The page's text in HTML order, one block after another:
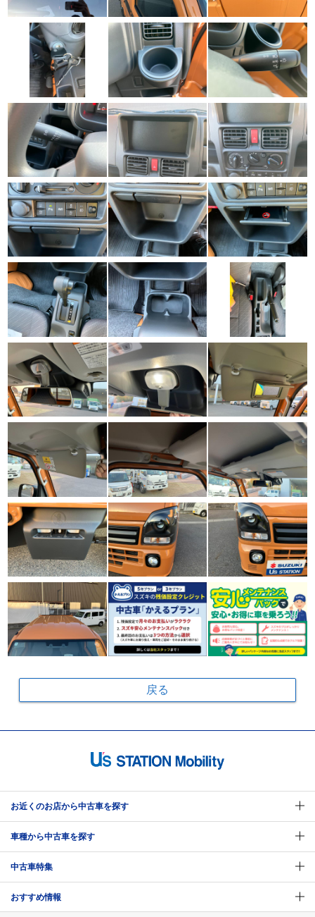
戻る
お近くのお店から中古車を探す
車種から中古車を探す
中古車特集
おすすめ情報